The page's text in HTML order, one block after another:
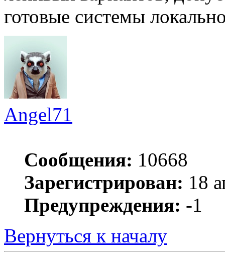
готовые системы
Angel71
Сообщения: 10668
Зарегистрирован: 18
Предупреждения: -1
Вернуться к началу